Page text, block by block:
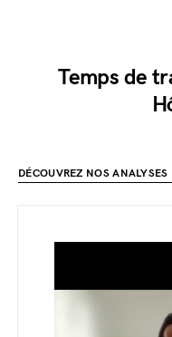
Temps de
DÉCOUVREZ NOS